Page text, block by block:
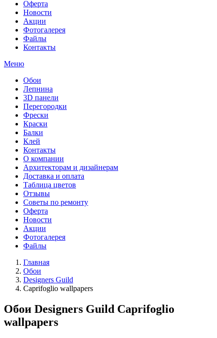
Оферта
Новости
Акции
Фотогалерея
Файлы
Контакты
Меню
Обои
Лепнина
3D панели
Перегородки
Фрески
Краски
Балки
Клей
Контакты
О компании
Архитекторам и дизайнерам
Доставка и оплата
Таблица цветов
Отзывы
Советы по ремонту
Оферта
Новости
Акции
Фотогалерея
Файлы
Главная
Обои
Designers Guild
Caprifoglio wallpapers
Обои Designers Guild Caprifoglio
wallpapers